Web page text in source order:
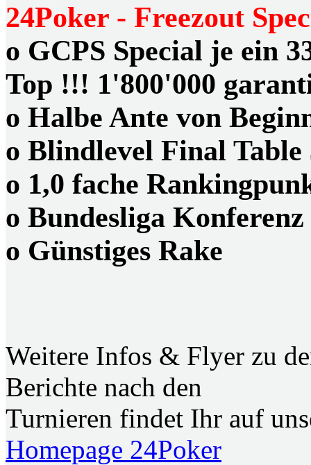
24Poker - Freezout
o GCPS Special je ein
Top !!! 1'800'000
o Halbe Ante von
o Blindlevel Final Table
o 1,0 fache
o Bundesliga Konferenz
o Günstiges Rake
Weitere Infos & Flyer zu
Berichte nach den
Turnieren findet Ihr auf
Homepage 24Poker